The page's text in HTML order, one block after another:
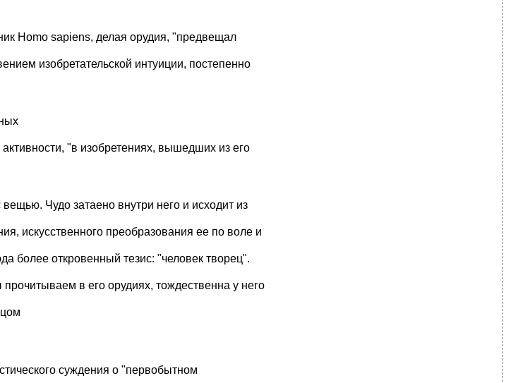
Homo sapiens, делая орудия, "предвещал
изобретательской интуиции, постепенно
"в изобретениях, вышедших из его
Чудо затаено внутри него и исходит из
искусственного преобразования ее по воле и
более откровенный тезис: "человек творец".
в его орудиях, тождественна у него
суждения о "первобытном